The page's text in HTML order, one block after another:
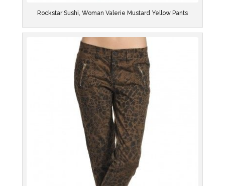
Rockstar Sushi, Woman Valerie Mustard Yellow Pants